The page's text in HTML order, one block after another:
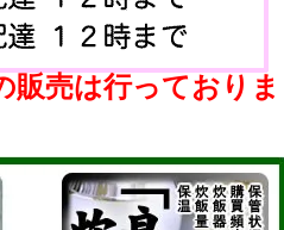
販売は行っておりま